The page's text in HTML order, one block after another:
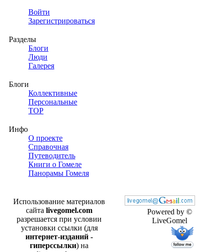
Войти
Зарегистрироваться
Разделы
Блоги
Люди
Галерея
Блоги
Коллективные
Персональные
TOP
Инфо
О проекте
Справочная
Путеводитель
Книги о Гомеле
Панорамы Гомеля
Powered by ©
LiveGomel
Использование материалов
сайта livegomel.com
разрешается при условии
установки ссылки (для
интернет-изданий -
гиперссылки) на